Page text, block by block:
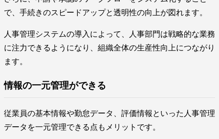
で、手続きのスピードアップと透明性の向上が図れます。
人事管理システムの導入によって、人事部門は戦略的な業務
に注力できるようになり、組織全体の生産性向上につながり
ます。
情報の一元管理ができる
従業員の基本情報や勤怠データ、評価情報といった人事管理
データを一元管理できる点もメリットです。